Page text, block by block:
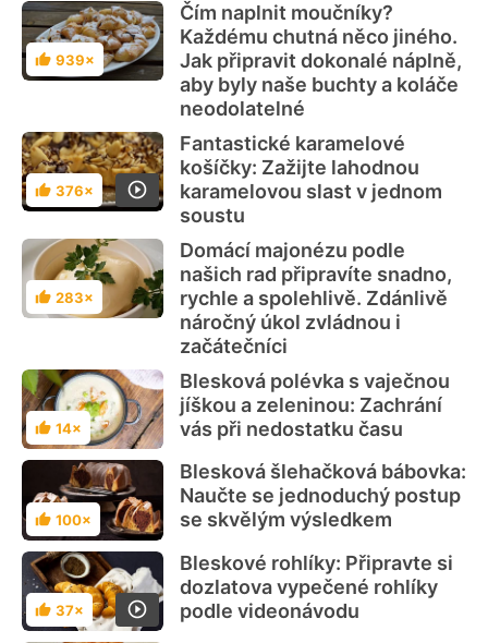
Hodnocení
939×
Čím naplnit moučníky?
Každému chutná něco jiného.
Jak připravit dokonalé náplně,
aby byly naše buchty a koláče
neodolatelné
Hodnocení
376×
Fantastické karamelové
košíčky: Zažijte lahodnou
karamelovou slast v jednom
soustu
Hodnocení
283×
Domácí majonézu podle
našich rad připravíte snadno,
rychle a spolehlivě. Zdánlivě
náročný úkol zvládnou i
začátečníci
Hodnocení
14×
Blesková polévka s vaječnou
jíškou a zeleninou: Zachrání
vás při nedostatku času
Hodnocení
100×
Blesková šlehačková bábovka:
Naučte se jednoduchý postup
se skvělým výsledkem
Hodnocení
37×
Bleskové rohlíky: Připravte si
dozlatova vypečené rohlíky
podle videonávodu